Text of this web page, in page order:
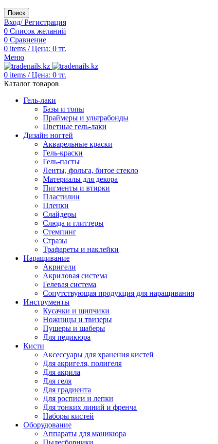
Поиск
Вход/ Регистрация
0 Список желаний
0 Сравнение
0 items / Цена: 0 тг.
Меню
0 items / Цена: 0 тг.
Каталог товаров
Гель-лаки
Базы и топы
Праймеры и ультрабонды
Цветные гель-лаки
Дизайн ногтей
Акварельные краски
Гель-краски
Гель-пасты
Ленты, фольга, битое стекло
Материалы для декора
Пигменты и втирки
Пластилин
Пленки
Слайдеры
Слюда и глиттеры
Стемпинг
Стразы
Трафареты и наклейки
Наращивание
Акригели
Акриловая система
Гелевая система
Сопутствующая продукция для наращивания
Инструменты
Кусачки и щипчики
Ножницы и твизеры
Пушеры и шаберы
Для педикюра
Кисти
Аксессуары для хранения кистей
Для акригеля, полигеля
Для акрила
Для геля
Для градиента
Для росписи и лепки
Для тонких линий и френча
Наборы кистей
Оборудование
Аппараты для маникюра
Пылесборники